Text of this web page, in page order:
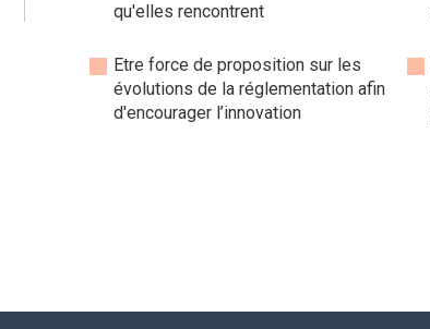
qu'elles rencontrent
Etre force de proposition sur les
évolutions de la réglementation afin
d'encourager l’innovation